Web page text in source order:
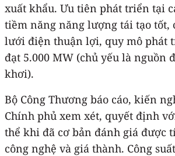
xuất khẩu. Ưu tiên phát triển tại
tiềm năng năng lượng tái tạo tốt,
lưới điện thuận lợi, quy mô phát
đạt 5.000 MW (chủ yếu là nguồn
khơi).
Bộ Công Thương báo cáo, kiến
Chính phủ xem xét, quyết định
thể khi đã cơ bản đánh giá được
công nghệ và giá thành. Công